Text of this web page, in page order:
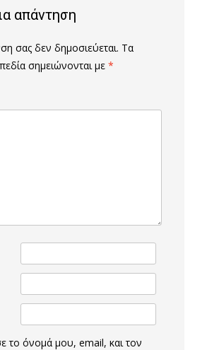
απάντηση
σας δεν δημοσιεύεται. Τα
σημειώνονται με *
το όνομά μου, email, και τον